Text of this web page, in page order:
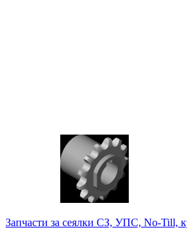
Запчасти за сеялки СЗ, УПС, No-Till,